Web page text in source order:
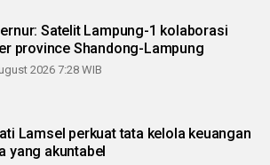
Satelit Lampung-1 kolaborasi
province Shandong-Lampung
2026 7:28 WIB
Lamsel perkuat tata kelola keuangan
yang akuntabel